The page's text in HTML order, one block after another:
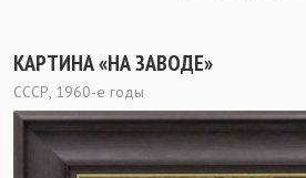
КАРТИНА «НА ЗАВОДЕ»
СССР, 1960-е годы